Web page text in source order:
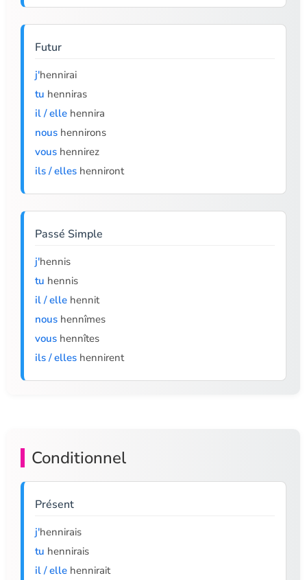
Futur
j'hennirai
tu henniras
il / elle hennira
nous hennirons
vous hennirez
ils / elles henniront
Passé Simple
j'hennis
tu hennis
il / elle hennit
nous hennîmes
vous hennîtes
ils / elles hennirent
Conditionnel
Présent
j'hennirais
tu hennirais
il / elle hennirait